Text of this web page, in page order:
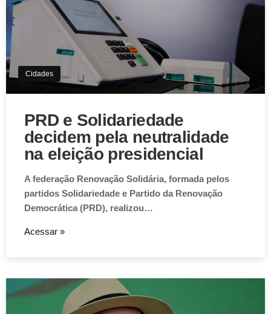
Cidades
PRD e Solidariedade
decidem pela neutralidade
na eleição presidencial
A federação Renovação Solidária, formada pelos
partidos Solidariedade e Partido da Renovação
Democrática (PRD), realizou…
Acessar »